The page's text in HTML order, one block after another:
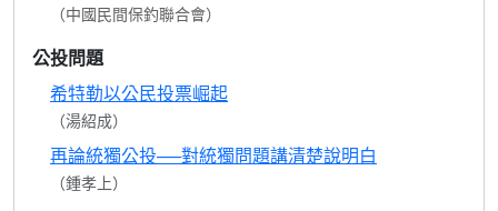
（中國民間保釣聯合會）
公投問題
希特勒以公民投票崛起
（湯紹成）
再論統獨公投──對統獨問題講清楚說明白
（鍾孝上）